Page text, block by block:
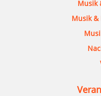
Musik
Musik